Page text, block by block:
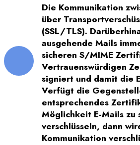
Die Kommunikation
über
(SSL/TLS).
ausgehende Mails
sicheren S/MIME
Vertrauenswürdigen
signiert und damit die
Verfügt die
entsprechendes
Möglichkeit E-Mails zu
verschlüsseln, dann
Kommunikation